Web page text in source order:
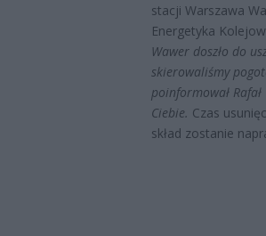
stacji Warszawa
Energetyka
Wawer doszło do
skierowaliśmy
poinformował
Ciebie. Czas
skład zostanie